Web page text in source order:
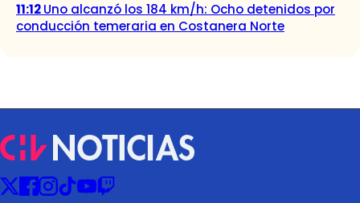
11:12Uno alcanzó los 184 km/h: Ocho detenidos por
conducción temeraria en Costanera Norte